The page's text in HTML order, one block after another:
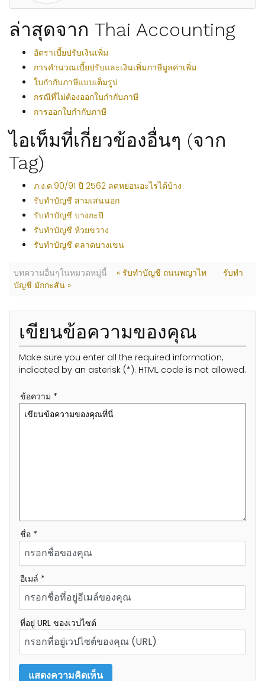
ล่าสุดจาก Thai Accounting
อัตราเบี้ยปรับเงินเพิ่ม
การคำนวณเบี้ยปรับและเงินเพิ่มภาษีมูลค่าเพิ่ม
ใบกำกับภาษีแบบเต็มรูป
กรณีที่ไม่ต้องออกใบกำกับภาษี
การออกใบกำกับภาษี
ไอเท็มที่เกี่ยวข้องอื่นๆ (จาก
Tag)
ภ.ง.ด.90/91 ปี 2562 ลดหย่อนอะไรได้บ้าง
รับทำบัญชี สามเสนนอก
รับทำบัญชี บางกะปิ
รับทำบัญชี ห้วยขวาง
รับทำบัญชี ตลาดบางเขน
บทความอื่นๆในหมวดหมู่นี้ « รับทำบัญชี ถนนพญาไท
รับทำ
บัญชี มักกะสัน »
เขียนข้อความของคุณ
Make sure you enter all the required information,
indicated by an asterisk (*). HTML code is not allowed.
ข้อความ *
ชื่อ *
อีเมล์ *
ที่อยู่ URL ของเวปไซต์